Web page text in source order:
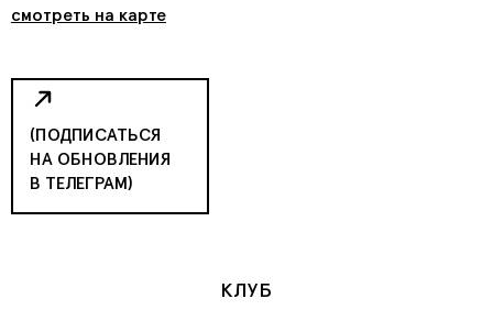
смотреть на карте
(ПОДПИСАТЬСЯ
НА ОБНОВЛЕНИЯ
В ТЕЛЕГРАМ)
КЛУБ